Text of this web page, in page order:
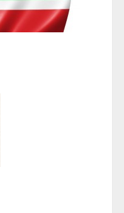
ЧЕЧЕНСКОЙ